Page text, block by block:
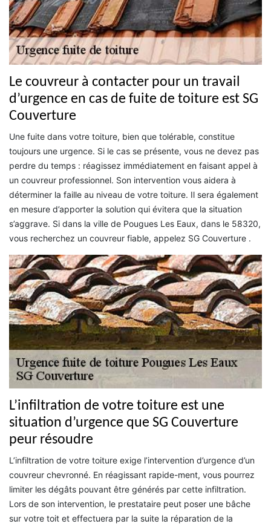
Le couvreur à contacter pour un travail
d’urgence en cas de fuite de toiture est SG
Couverture
Une fuite dans votre toiture, bien que tolérable, constitue
toujours une urgence. Si le cas se présente, vous ne devez pas
perdre du temps : réagissez immédiatement en faisant appel à
un couvreur professionnel. Son intervention vous aidera à
déterminer la faille au niveau de votre toiture. Il sera également
en mesure d’apporter la solution qui évitera que la situation
s’aggrave. Si dans la ville de Pougues Les Eaux, dans le 58320,
vous recherchez un couvreur fiable, appelez SG Couverture .
L’infiltration de votre toiture est une
situation d’urgence que SG Couverture
peur résoudre
L’infiltration de votre toiture exige l’intervention d’urgence d’un
couvreur chevronné. En réagissant rapide-ment, vous pourrez
limiter les dégâts pouvant être générés par cette infiltration.
Lors de son intervention, le prestataire peut poser une bâche
sur votre toit et effectuera par la suite la réparation de la